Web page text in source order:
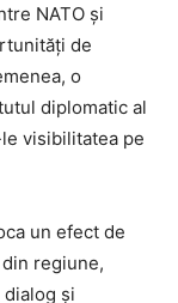
NATO și
de
o
diplomatic al
visibilitatea pe
un efect de
regiune,
și